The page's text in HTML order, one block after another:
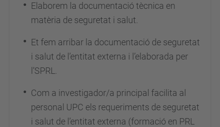
Elaborem la documentació tècnica en
matèria de seguretat i salut.
Et fem arribar la documentació de seguretat
i salut de l’entitat externa i l’elaborada per
l’SPRL.
Com a investigador/a principal facilita al
personal UPC els requeriments de seguretat
i salut de l’entitat externa (formació en PRL